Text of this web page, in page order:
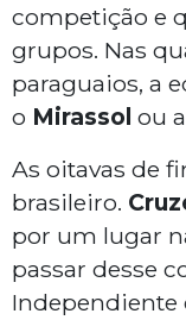
competição e
grupos. Nas
paraguaios, a
o Mirassol ou
As oitavas de
brasileiro.
por um lugar
passar desse
Independiente